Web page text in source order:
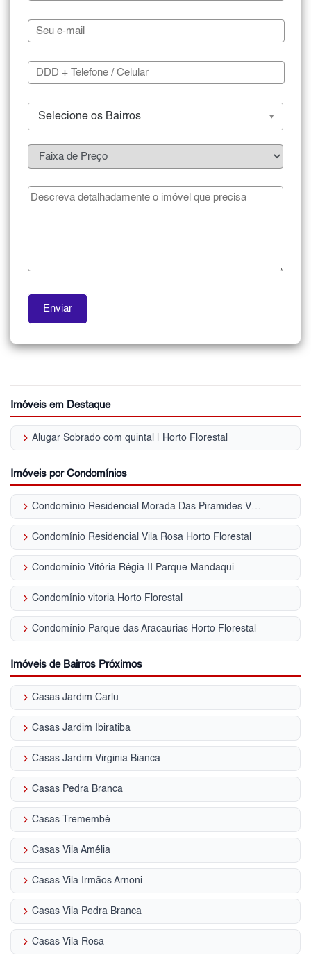
Selecione os Bairros
Imóveis em Destaque
keyboard_arrow_right Alugar Sobrado com quintal | Horto Florestal
Imóveis por Condomínios
keyboard_arrow_right Condomínio Residencial Morada Das Piramides Vila Amália (Zona Norte)
keyboard_arrow_right Condomínio Residencial Vila Rosa Horto Florestal
keyboard_arrow_right Condomínio Vitória Régia II Parque Mandaqui
keyboard_arrow_right Condomínio vitoria Horto Florestal
keyboard_arrow_right Condomínio Parque das Aracaurias Horto Florestal
Imóveis de Bairros Próximos
keyboard_arrow_right Casas Jardim Carlu
keyboard_arrow_right Casas Jardim Ibiratiba
keyboard_arrow_right Casas Jardim Virginia Bianca
keyboard_arrow_right Casas Pedra Branca
keyboard_arrow_right Casas Tremembé
keyboard_arrow_right Casas Vila Amélia
keyboard_arrow_right Casas Vila Irmãos Arnoni
keyboard_arrow_right Casas Vila Pedra Branca
keyboard_arrow_right Casas Vila Rosa